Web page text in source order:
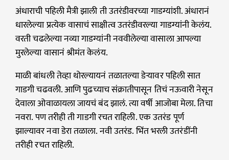
अंधाराची पहिली मैत्री झाली ती उतरंडीवरच्या गाडग्यांशी. अंधारानं
धारलेल्या प्रत्येक वासाचं साक्षीत्व उतरंडीवरल्या गाडग्यांनी केलंय.
वरती चढलेल्या नव्या गाडग्यांनी नववीलेल्या वासाला आपल्या
मुरलेल्या वासानं श्रीमंत केलंय.
माळी बांधली तेव्हा थोरल्यायनं तळातल्या डेऱ्यावर पहिली सात
गाडगी चढवली. आणि पुढच्याच संक्रातीपासून तिचं नऊवारी नेसून
देवाला ओवाळायला जायचं बंद झालं. त्या वर्षी आजोबा मेला. तिचा
नवरा. पण तरीही ती गाडगी रचत राहिली. एक उतरंड पूर्ण
झाल्यावर नवा डेरा तळाला. नवी उतरंड. भिंत भरली उतरंडींनी
तरीही रचत राहिली.